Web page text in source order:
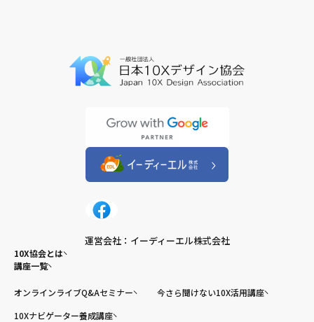
運営会社：イーディーエル株式会社
10X協会とは
講座一覧
オンラインライブQ&Aセミナー
今さら聞けない10X活用講座
10Xナビゲーター養成講座